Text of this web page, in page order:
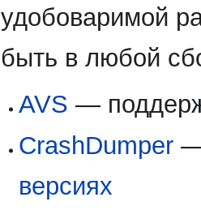
удобоваримой
быть в любой
AVS —
CrashDumper
версиях